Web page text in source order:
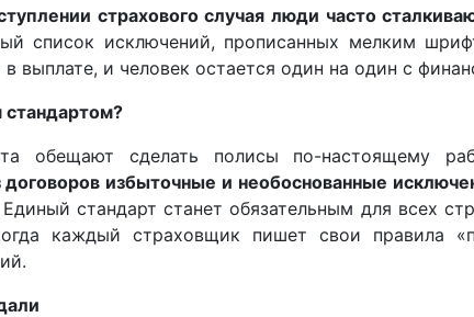
страхового случая люди часто
список исключений, прописанных мелким
в выплате, и человек остается один на один с
обещают сделать полисы по-настоящему
договоров избыточные и необоснованные
Единый стандарт станет обязательным для всех
каждый страховщик пишет свои правила